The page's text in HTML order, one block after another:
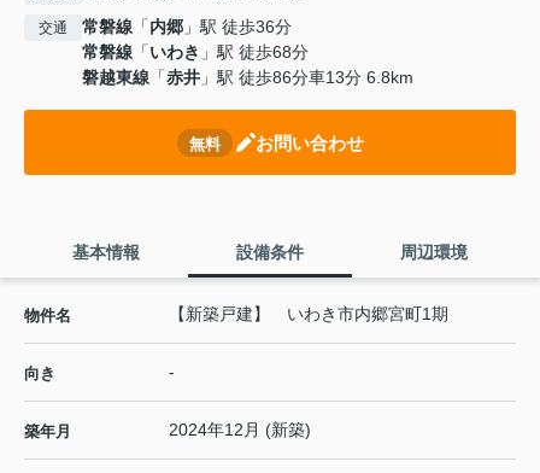
交通 常磐線 「内郷 」駅 徒歩36分
常磐線 「いわき 」駅 徒歩68分
磐越東線 「赤井 」駅 徒歩86分車13分 6.8km
無料 お問い合わせ
基本情報 設備条件 周辺環境
物件名 【新築戸建】 いわき市内郷宮町1期
向き -
築年月 2024年12月 (新築)